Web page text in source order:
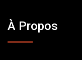
À Propos